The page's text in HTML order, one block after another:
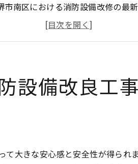
市南区における消防設備改修の最
消防設備改良工事の基本工程とポイン
頼できる消防設備業者選びのコツ
備を最新基準に改修する方法と注
防設備改良工事のトラブル事例と防
設備改良工
大きな安心感と安全性が得ら